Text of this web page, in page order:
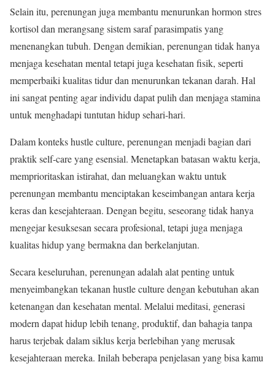
Selain itu, perenungan juga membantu menurunkan hormon stres
kortisol dan merangsang sistem saraf parasimpatis yang
menenangkan tubuh. Dengan demikian, perenungan tidak hanya
menjaga kesehatan mental tetapi juga kesehatan fisik, seperti
memperbaiki kualitas tidur dan menurunkan tekanan darah. Hal
ini sangat penting agar individu dapat pulih dan menjaga stamina
untuk menghadapi tuntutan hidup sehari-hari.
Dalam konteks hustle culture, perenungan menjadi bagian dari
praktik self-care yang esensial. Menetapkan batasan waktu kerja,
memprioritaskan istirahat, dan meluangkan waktu untuk
perenungan membantu menciptakan keseimbangan antara kerja
keras dan kesejahteraan. Dengan begitu, seseorang tidak hanya
mengejar kesuksesan secara profesional, tetapi juga menjaga
kualitas hidup yang bermakna dan berkelanjutan.
Secara keseluruhan, perenungan adalah alat penting untuk
menyeimbangkan tekanan hustle culture dengan kebutuhan akan
ketenangan dan kesehatan mental. Melalui meditasi, generasi
modern dapat hidup lebih tenang, produktif, dan bahagia tanpa
harus terjebak dalam siklus kerja berlebihan yang merusak
kesejahteraan mereka. Inilah beberapa penjelasan yang bisa kamu